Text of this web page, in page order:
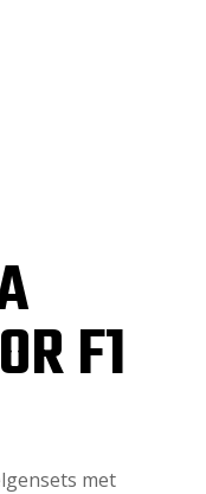
F1
met